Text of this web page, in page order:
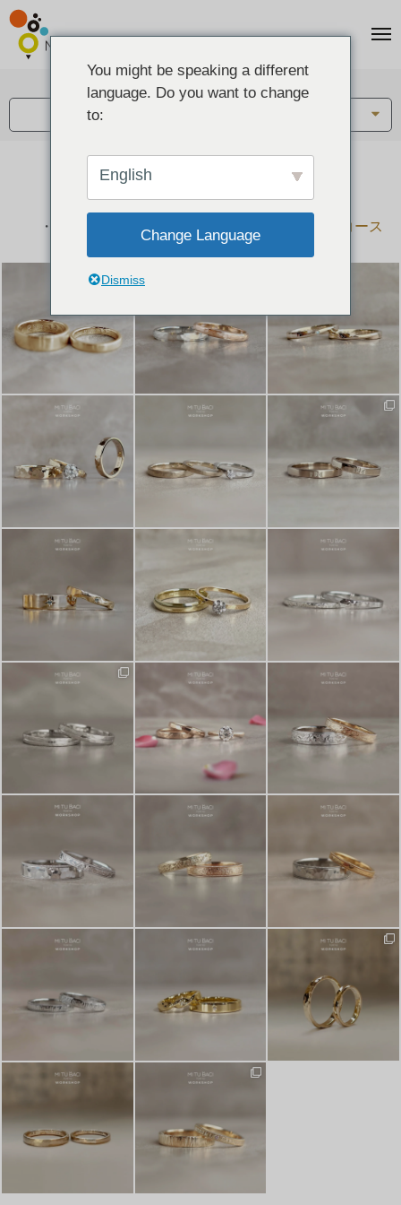
結婚指輪とペアリングのデザイン集
下記コースで手作りされた作品をご紹介します
手作り結婚指輪コース
手作りペアリングコース
You might be speaking a different
language. Do you want to change
to:
English
Change Language
Dismiss